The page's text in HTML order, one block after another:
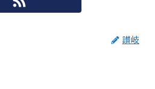
讃岐